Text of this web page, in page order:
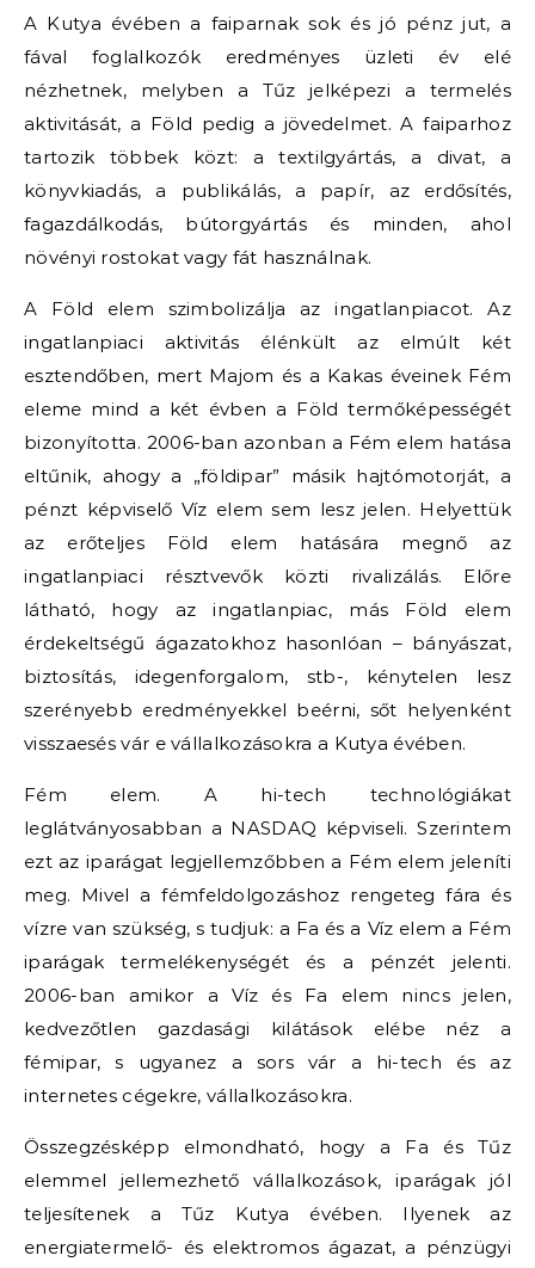
A Kutya évében a faiparnak sok és jó pénz jut, a
fával foglalkozók eredményes üzleti év elé
nézhetnek, melyben a Tűz jelképezi a termelés
aktivitását, a Föld pedig a jövedelmet. A faiparhoz
tartozik többek közt: a textilgyártás, a divat, a
könyvkiadás, a publikálás, a papír, az erdősítés,
fagazdálkodás, bútorgyártás és minden, ahol
növényi rostokat vagy fát használnak.
A Föld elem szimbolizálja az ingatlanpiacot. Az
ingatlanpiaci aktivitás élénkült az elmúlt két
esztendőben, mert Majom és a Kakas éveinek Fém
eleme mind a két évben a Föld termőképességét
bizonyította. 2006-ban azonban a Fém elem hatása
eltűnik, ahogy a „földipar” másik hajtómotorját, a
pénzt képviselő Víz elem sem lesz jelen. Helyettük
az erőteljes Föld elem hatására megnő az
ingatlanpiaci résztvevők közti rivalizálás. Előre
látható, hogy az ingatlanpiac, más Föld elem
érdekeltségű ágazatokhoz hasonlóan – bányászat,
biztosítás, idegenforgalom, stb-, kénytelen lesz
szerényebb eredményekkel beérni, sőt helyenként
visszaesés vár e vállalkozásokra a Kutya évében.
Fém elem. A hi-tech technológiákat
leglátványosabban a NASDAQ képviseli. Szerintem
ezt az iparágat legjellemzőbben a Fém elem jeleníti
meg. Mivel a fémfeldolgozáshoz rengeteg fára és
vízre van szükség, s tudjuk: a Fa és a Víz elem a Fém
iparágak termelékenységét és a pénzét jelenti.
2006-ban amikor a Víz és Fa elem nincs jelen,
kedvezőtlen gazdasági kilátások elébe néz a
fémipar, s ugyanez a sors vár a hi-tech és az
internetes cégekre, vállalkozásokra.
Összegzésképp elmondható, hogy a Fa és Tűz
elemmel jellemezhető vállalkozások, iparágak jól
teljesítenek a Tűz Kutya évében. Ilyenek az
energiatermelő- és elektromos ágazat, a pénzügyi